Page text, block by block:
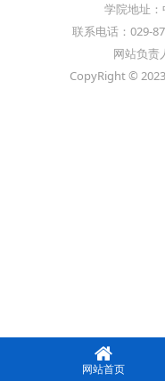
学院地址：
联系电话：029-
网站负
CopyRight ©
网站首页